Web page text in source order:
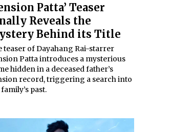
Patta’ Teaser
Reveals the
Behind its Title
teaser of Dayahang Rai-starrer
Patta introduces a mysterious
hidden in a deceased father’s
record, triggering a search into
past.